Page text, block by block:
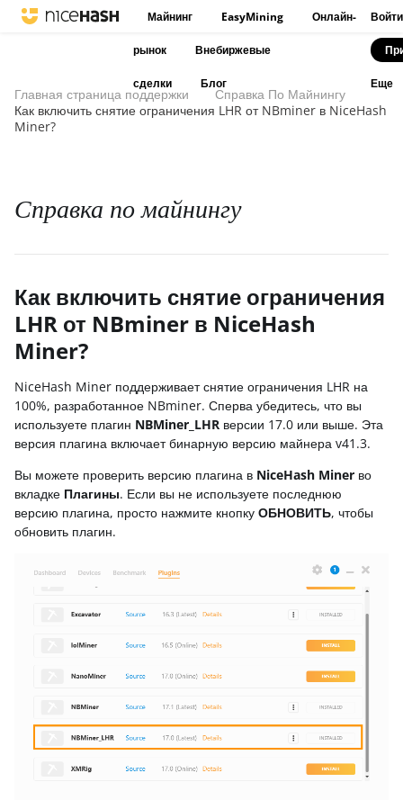
Майнинг EasyMining Онлайн-
рынок Внебиржевые
сделки Блог
Войти
Еще
Главная страница поддержки
Справка По Майнингу
Как включить снятие ограничения LHR от NBminer в NiceHash
Miner?
Справка по майнингу
Как включить снятие ограничения
LHR от NBminer в NiceHash
Miner?
NiceHash Miner поддерживает снятие ограничения LHR на
100%, разработанное NBminer. Сперва убедитесь, что вы
используете плагин NBMiner_LHR версии 17.0 или выше. Эта
версия плагина включает бинарную версию майнера v41.3.
Вы можете проверить версию плагина в NiceHash Miner во
вкладке Плагины. Если вы не используете последнюю
версию плагина, просто нажмите кнопку ОБНОВИТЬ, чтобы
обновить плагин.